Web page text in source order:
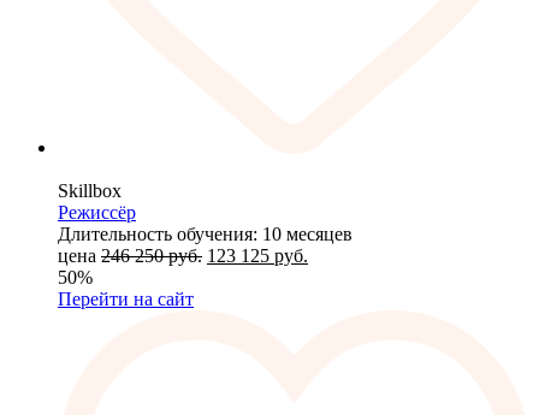
Skillbox
Режиссёр
Длительность обучения: 10 месяцев
цена 246 250руб. 123 125 руб.
50%
Перейти на сайт